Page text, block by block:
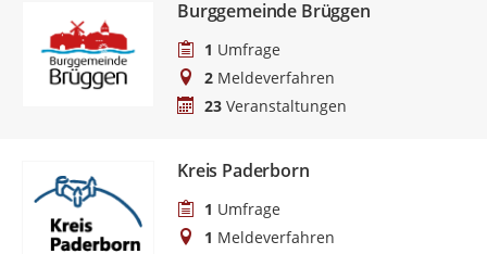
Burggemeinde Brüggen
1 Umfrage
2 Meldeverfahren
23 Veranstaltungen
Kreis Paderborn
1 Umfrage
1 Meldeverfahren